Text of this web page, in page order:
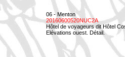
06 - Menton
20160600520NUC2A
Hôtel de voyageurs dit Hôtel
Elévations ouest. Détail.